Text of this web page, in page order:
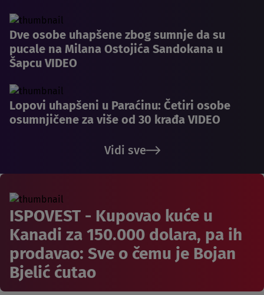
Dve osobe uhapšene zbog sumnje da su
pucale na Milana Ostojića Sandokana u
Šapcu VIDEO
Lopovi uhapšeni u Paraćinu: Četiri osobe
osumnjičene za više od 30 krađa VIDEO
Vidi sve
ISPOVEST - Kupovao kuće u
Kanadi za 150.000 dolara, pa ih
prodavao: Sve o čemu je Bojan
Bjelić ćutao